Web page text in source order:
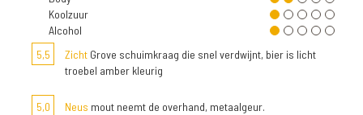
Koolzuur
Alcohol
5,5
Zicht Grove schuimkraag die snel verdwijnt, bier is licht
troebel amber kleurig
5,0 Neus mout neemt de overhand, metaalgeur.